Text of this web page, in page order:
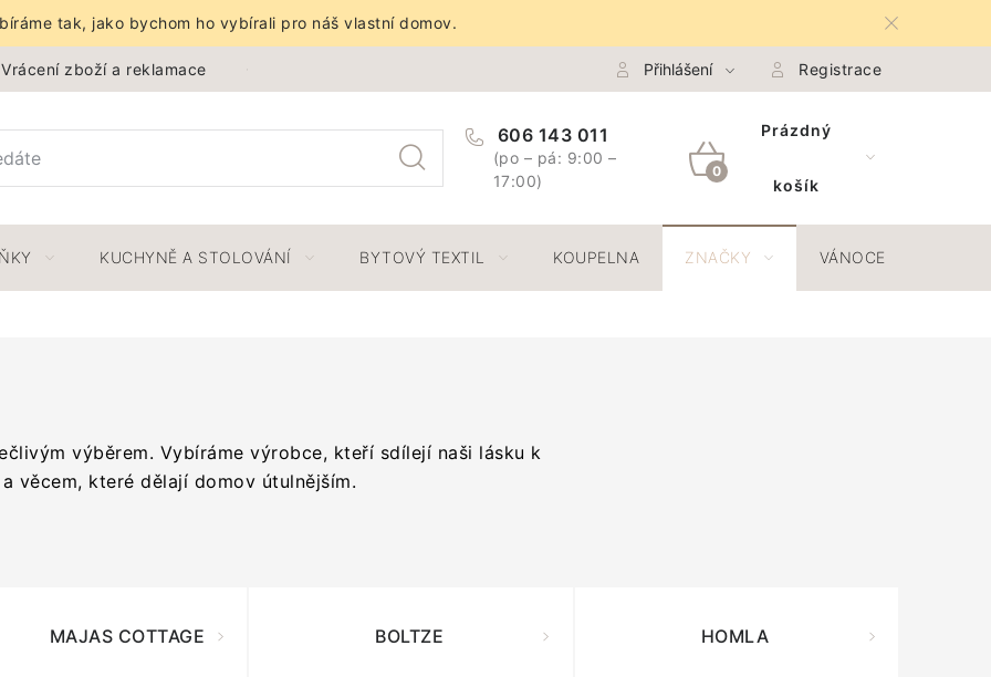
tak, jako bychom ho vybírali pro náš vlastní domov.
Vrácení zboží a reklamace Ochrana Osobních údajů GDPR Spojte se s námi
Přihlášení Registrace
606 143 011
(po – pá: 9:00 –
17:00)
NÁKUPNÍ
Prázdný
košík
KUCHYNĚ A STOLOVÁNÍ BYTOVÝ TEXTIL KOUPELNA ZNAČKY VÁNOCE
výběrem. Vybíráme výrobce, kteří sdílejí naši lásku k
věcem, které dělají domov útulnějším.
MAJAS COTTAGE BOLTZE HOMLA